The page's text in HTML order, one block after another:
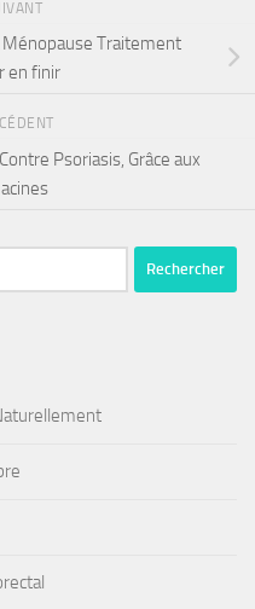
Ménopause Traitement
en finir
Psoriasis, Grâce aux